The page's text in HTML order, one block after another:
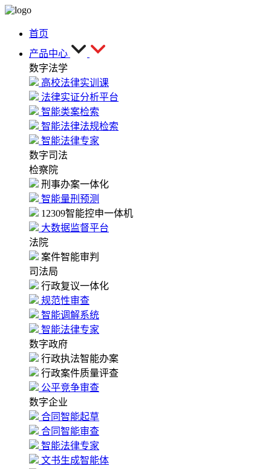
首页
产品中心
数字法学
高校法律实训课
法律实证分析平台
智能类案检索
智能法律法规检索
智能法律专家
数字司法
检察院
刑事办案一体化
智能量刑预测
12309智能控申一体机
大数据监督平台
法院
案件智能审判
司法局
行政复议一体化
规范性审查
智能调解系统
智能法律专家
数字政府
行政执法智能办案
行政案件质量评查
公平竞争审查
数字企业
合同智能起草
合同智能审查
智能法律专家
文书生成智能体